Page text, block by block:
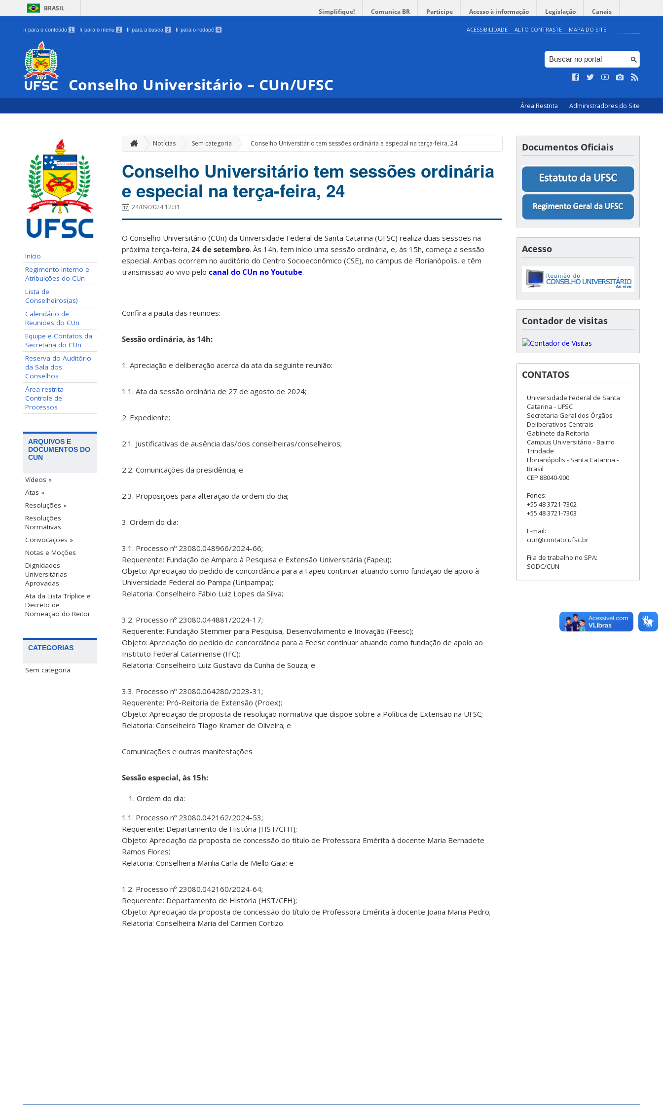
BRASIL Simplifique! Comunica BR Participe Acesso à informação Legislação Canais
Ir para o conteúdo 1 Ir para o menu 2 Ir para a busca 3 Ir para o rodapé 4 ACESSIBILIDADE ALTO CONTRASTE MAPA DO SITE
Conselho Universitário – CUn/UFSC
Área Restrita Administradores do Site
Início
Regimento Interno e
Atribuições do CUn
Lista de
Conselheiros(as)
Calendário de
Reuniões do CUn
Equipe e Contatos da
Secretaria do CUn
Reserva do Auditório
da Sala dos
Conselhos
Área restrita –
Controle de
Processos
ARQUIVOS E
DOCUMENTOS DO
CUN
Vídeos »
Atas »
Resoluções »
Resoluções
Normativas
Convocações »
Notas e Moções
Dignidades
Universitárias
Aprovadas
Ata da Lista Tríplice e
Decreto de
Nomeação do Reitor
CATEGORIAS
Sem categoria
Notícias Sem categoria » Conselho Universitário tem sessões ordinária e especial na terça-feira, 24
Conselho Universitário tem sessões ordinária
e especial na terça-feira, 24
24/09/2024 12:31
O Conselho Universitário (CUn) da Universidade Federal de Santa Catarina (UFSC) realiza duas sessões na
próxima terça-feira, 24 de setembro. Às 14h, tem início uma sessão ordinária, e, às 15h, começa a sessão
especial. Ambas ocorrem no auditório do Centro Socioeconômico (CSE), no campus de Florianópolis, e têm
transmissão ao vivo pelo canal do CUn no Youtube.
Confira a pauta das reuniões:
Sessão ordinária, às 14h:
1. Apreciação e deliberação acerca da ata da seguinte reunião:
1.1. Ata da sessão ordinária de 27 de agosto de 2024;
2. Expediente:
2.1. Justificativas de ausência das/dos conselheiras/conselheiros;
2.2. Comunicações da presidência; e
2.3. Proposições para alteração da ordem do dia;
3. Ordem do dia:
3.1. Processo nº 23080.048966/2024-66;
Requerente: Fundação de Amparo à Pesquisa e Extensão Universitária (Fapeu);
Objeto: Apreciação do pedido de concordância para a Fapeu continuar atuando como fundação de apoio à
Universidade Federal do Pampa (Unipampa);
Relatoria: Conselheiro Fábio Luiz Lopes da Silva;
3.2. Processo nº 23080.044881/2024-17;
Requerente: Fundação Stemmer para Pesquisa, Desenvolvimento e Inovação (Feesc);
Objeto: Apreciação do pedido de concordância para a Feesc continuar atuando como fundação de apoio ao
Instituto Federal Catarinense (IFC);
Relatoria: Conselheiro Luiz Gustavo da Cunha de Souza; e
3.3. Processo nº 23080.064280/2023-31;
Requerente: Pró-Reitoria de Extensão (Proex);
Objeto: Apreciação de proposta de resolução normativa que dispõe sobre a Política de Extensão na UFSC;
Relatoria: Conselheiro Tiago Kramer de Oliveira; e
Comunicações e outras manifestações
Sessão especial, às 15h:
Ordem do dia:
1.1. Processo nº 23080.042162/2024-53;
Requerente: Departamento de História (HST/CFH);
Objeto: Apreciação da proposta de concessão do título de Professora Emérita à docente Maria Bernadete
Ramos Flores;
Relatoria: Conselheira Marilia Carla de Mello Gaia; e
1.2. Processo nº 23080.042160/2024-64;
Requerente: Departamento de História (HST/CFH);
Objeto: Apreciação da proposta de concessão do título de Professora Emérita à docente Joana Maria Pedro;
Relatoria: Conselheira Maria del Carmen Cortizo.
Documentos Oficiais
Acesso
Contador de visitas
CONTATOS
Universidade Federal de Santa
Catarina - UFSC
Secretaria Geral dos Órgãos
Deliberativos Centrais
Gabinete da Reitoria
Campus Universitário - Bairro
Trindade
Florianópolis - Santa Catarina -
Brasil
CEP 88040-900
Fones:
+55 48 3721-7302
+55 48 3721-7303
E-mail:
cun@contato.ufsc.br
Fila de trabalho no SPA:
SODC/CUN